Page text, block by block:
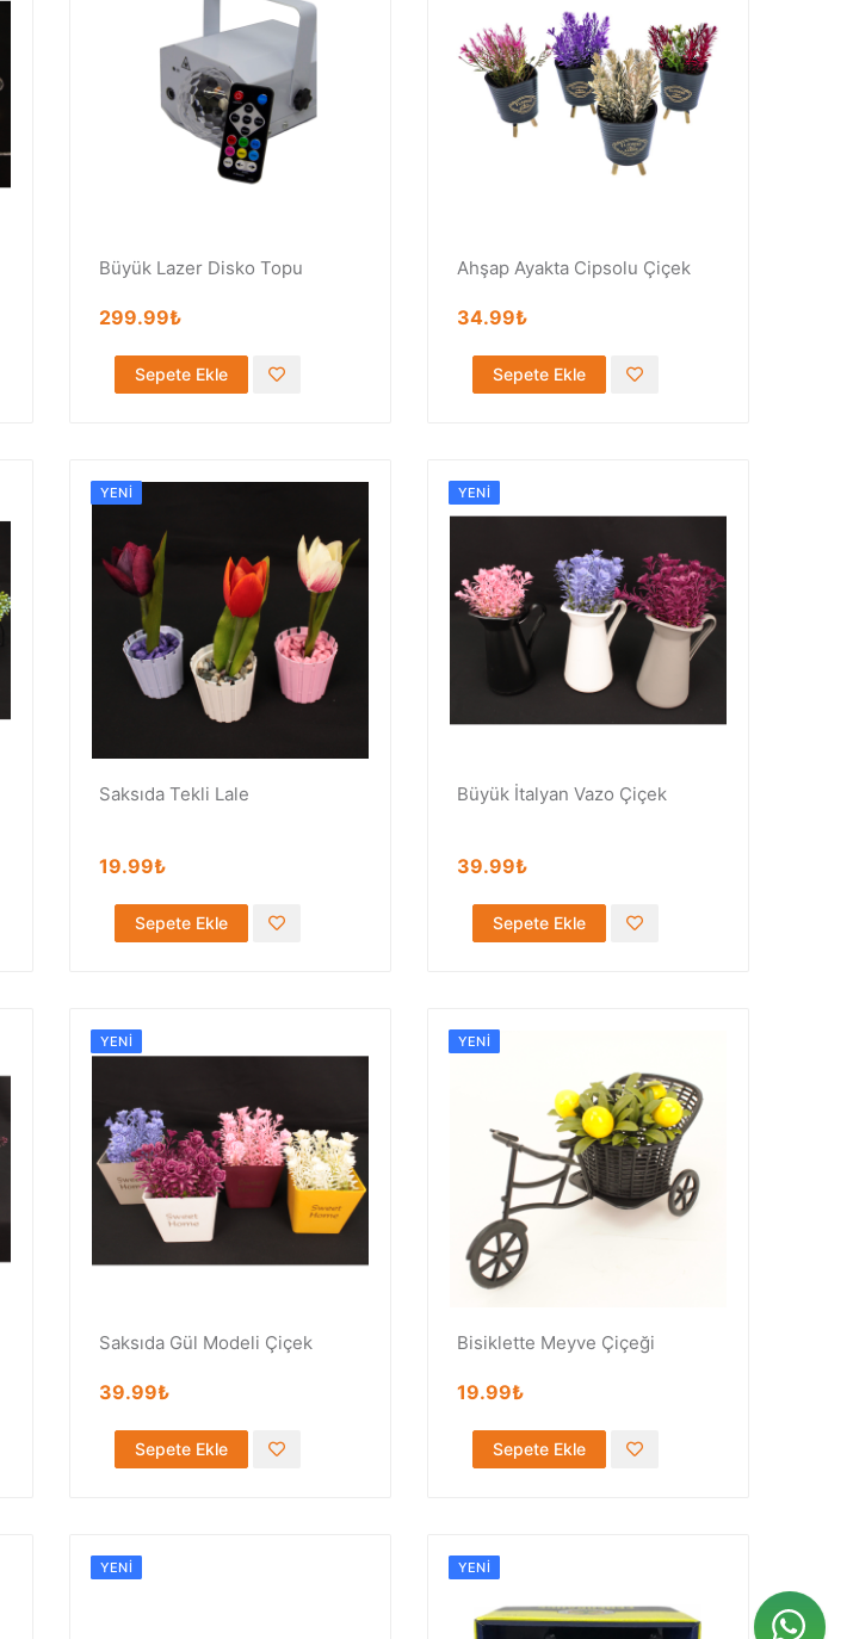
Büyük Lazer Disko Topu
299.99₺
Sepete Ekle
Ahşap Ayakta Cipsolu Çiçek
34.99₺
Sepete Ekle
YENI
Saksıda Tekli Lale
19.99₺
Sepete Ekle
YENI
Büyük İtalyan Vazo Çiçek
39.99₺
Sepete Ekle
YENI
Saksıda Gül Modeli Çiçek
39.99₺
Sepete Ekle
YENI
Bisiklette Meyve Çiçeği
19.99₺
Sepete Ekle
YENI YENI